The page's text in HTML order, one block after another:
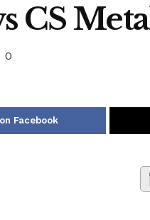
CS
0
Facebook